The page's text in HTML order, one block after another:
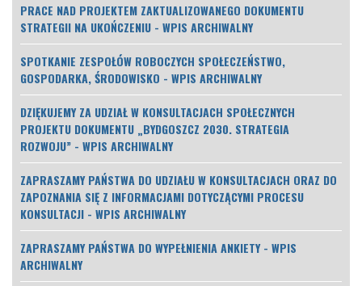
PRACE NAD PROJEKTEM ZAKTUALIZOWANEGO DOKUMENTU
STRATEGII NA UKOŃCZENIU - WPIS ARCHIWALNY
SPOTKANIE ZESPOŁÓW ROBOCZYCH SPOŁECZEŃSTWO,
GOSPODARKA, ŚRODOWISKO - WPIS ARCHIWALNY
DZIĘKUJEMY ZA UDZIAŁ W KONSULTACJACH SPOŁECZNYCH
PROJEKTU DOKUMENTU „BYDGOSZCZ 2030. STRATEGIA
ROZWOJU” - WPIS ARCHIWALNY
ZAPRASZAMY PAŃSTWA DO UDZIAŁU W KONSULTACJACH ORAZ DO
ZAPOZNANIA SIĘ Z INFORMACJAMI DOTYCZĄCYMI PROCESU
KONSULTACJI - WPIS ARCHIWALNY
ZAPRASZAMY PAŃSTWA DO WYPEŁNIENIA ANKIETY - WPIS
ARCHIWALNY